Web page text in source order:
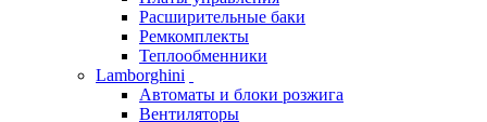
Расширительные баки
Ремкомплекты
Теплообменники
Lamborghini
Автоматы и блоки розжига
Вентиляторы